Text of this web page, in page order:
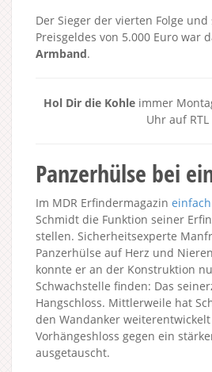
Der Sieger der vierten Folge
Preisgeldes von 5.000 Euro war
Armband.
Hol Dir die Kohleimmer
Uhr auf RTL
Panzerhülse bei
Im MDR Erfindermagazin
Schmidt die Funktion seiner
stellen. Sicherheitsexperte
Panzerhülse auf Herz und
konnte er an der Konstruktion
Schwachstelle finden: Das
Hangschloss. Mittlerweile hat
den Wandanker
Vorhängeshloss gegen ein
ausgetauscht.